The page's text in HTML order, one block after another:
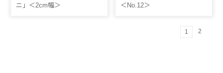
ニ」＜2cm幅＞
＜No.12＞
1 2